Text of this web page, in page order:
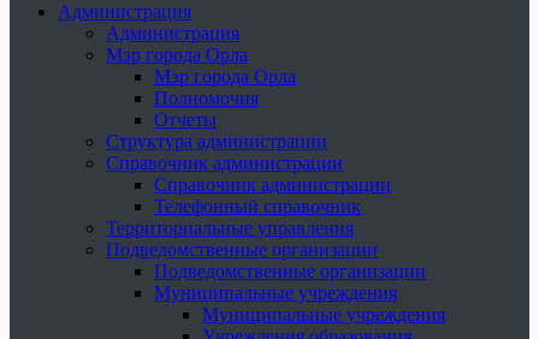
Администрация
Администрация
Мэр города Орла
Мэр города Орла
Полномочия
Отчеты
Структура администрации
Справочник администрации
Справочник администрации
Телефонный справочник
Территориальные управления
Подведомственные организации
Подведомственные организации
Муниципальные учреждения
Муниципальные учреждения